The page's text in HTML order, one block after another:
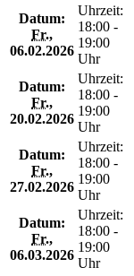
Datum:
Fr.,
06.02.2026
Uhrzeit:
18:00 -
19:00
Uhr
Datum:
Fr.,
20.02.2026
Uhrzeit:
18:00 -
19:00
Uhr
Datum:
Fr.,
27.02.2026
Uhrzeit:
18:00 -
19:00
Uhr
Datum:
Fr.,
06.03.2026
Uhrzeit:
18:00 -
19:00
Uhr